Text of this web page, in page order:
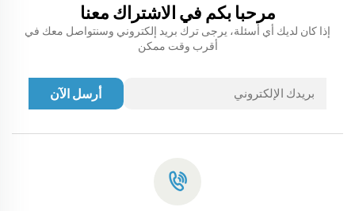
مرحبا بكم في الاشتراك معنا
إذا كان لديك أي أسئلة، يرجى ترك بريد إلكتروني وسنتواصل معك في
أقرب وقت ممكن
أرسل الآن